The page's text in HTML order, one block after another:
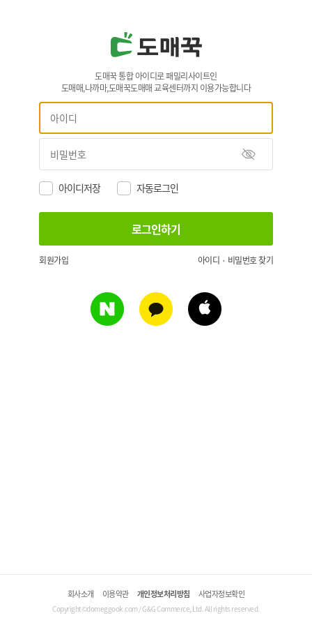
도매꾹 통합 아이디로 패밀리사이트인
도매매,나까마,도매꾹도매매 교육센터까지 이용가능합니다
아이디저장 자동로그인
회원가입 아이디 · 비밀번호 찾기
회사소개 이용약관 개인정보처리방침 사업자정보확인
Copyright©domeggook.com / G&G Commerce, Ltd. All rights reserved.